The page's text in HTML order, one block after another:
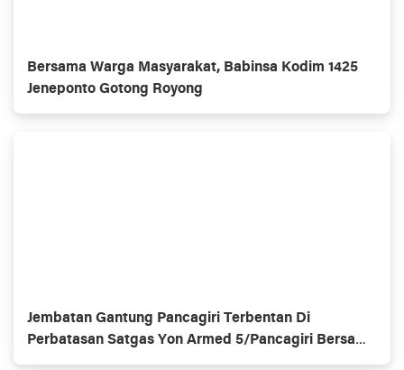
Bersama Warga Masyarakat, Babinsa Kodim 1425
Jeneponto Gotong Royong
Jembatan Gantung Pancagiri Terbentan Di
Perbatasan Satgas Yon Armed 5/Pancagiri Bersama
Vertikal Rescue Dan PT MA/BDRMS